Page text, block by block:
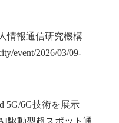
報通信研究機構
event/2026/03/09-
5G/6G技術を展示
駆動型超スポット通